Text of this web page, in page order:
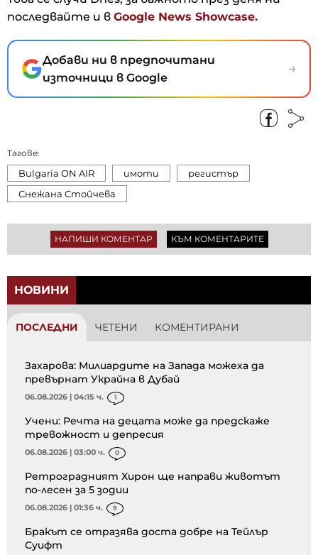
последвайте и в Google News Showcase.
Добави ни в предпочитани
източници в Google
→
Тагове:
Bulgaria ON AIR имоти
регистър
Снежана Стойчева
НАПИШИ КОМЕНТАР КЪМ КОМЕНТАРИТЕ
НОВИНИ
ПОСЛЕДНИ ЧЕТЕНИ КОМЕНТИРАНИ
Захарова: Милиардите на Запада можеха да
превърнат Украйна в Дубай
06.08.2026 | 04:15 ч. 1
Учени: Речта на децата може да предскаже
тревожност и депресия
06.08.2026 | 03:00 ч. 0
Ретроградният Хирон ще направи животът
по-лесен за 5 зодии
06.08.2026 | 01:36 ч. 9
Бракът се отразява доста добре на Тейлър
Суифт